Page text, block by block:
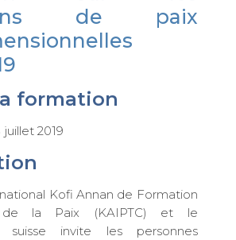
de paix
formation
2019
Kofi Annan de Formation
la Paix (KAIPTC) et le
suisse invite les personnes